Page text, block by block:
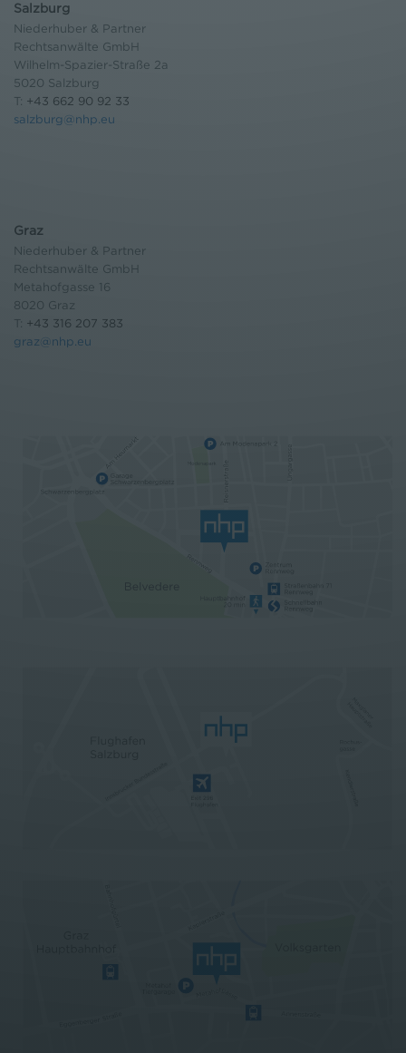
Salzburg
Niederhuber & Partner
Rechtsanwälte GmbH
Wilhelm-Spazier-Straße 2a
5020 Salzburg
T: +43 662 90 92 33
salzburg@nhp.eu
Graz
Niederhuber & Partner
Rechtsanwälte GmbH
Metahofgasse 16
8020 Graz
T: +43 316 207 383
graz@nhp.eu